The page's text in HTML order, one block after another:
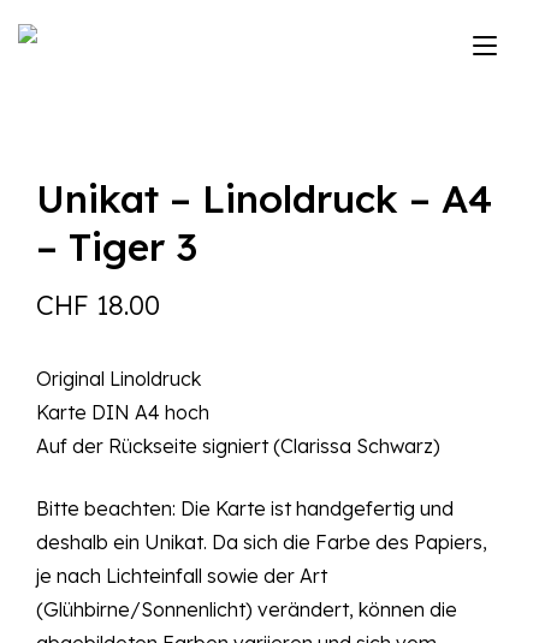
Inhalt
Unikat – Linoldruck – A4
– Tiger 3
CHF 18.00
Original Linoldruck
Karte DIN A4 hoch
Auf der Rückseite signiert (Clarissa Schwarz)
Bitte beachten: Die Karte ist handgefertig und
deshalb ein Unikat. Da sich die Farbe des Papiers,
je nach Lichteinfall sowie der Art
(Glühbirne/Sonnenlicht) verändert, können die